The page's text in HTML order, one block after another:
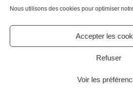
Nous utilisons des cookies pour optimiser
Accepter les
Refuser
Voir les
5.90€
© 2026 Tous droits réservés - Le Meilleur de
Mentions legales